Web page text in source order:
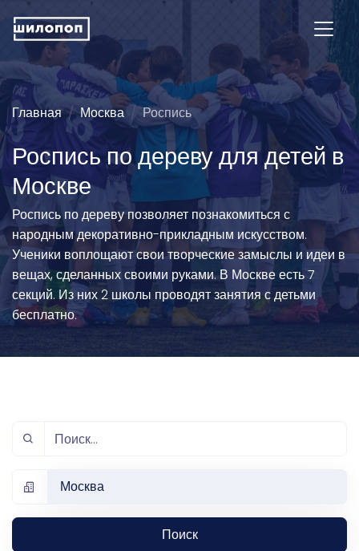
Главная Москва Роспись
Роспись по дереву для детей в
Москве
Роспись по дереву позволяет познакомиться с
народным декоративно-прикладным искусством.
Ученики воплощают свои творческие замыслы и идеи в
вещах, сделанных своими руками. В Москве есть 7
секций. Из них 2 школы проводят занятия с детьми
бесплатно.
Москва
Поиск